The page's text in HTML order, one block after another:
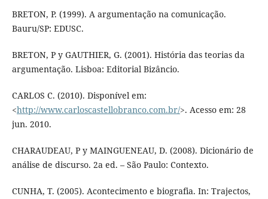
BRETON, P. (1999). A argumentação na comunicação.
Bauru/SP: EDUSC.
BRETON, P y GAUTHIER, G. (2001). História das teorias da
argumentação. Lisboa: Editorial Bizâncio.
CARLOS C. (2010). Disponível em:
<http://www.carloscastellobranco.com.br/>. Acesso em: 28
jun. 2010.
CHARAUDEAU, P y MAINGUENEAU, D. (2008). Dicionário de
análise de discurso. 2a ed. – São Paulo: Contexto.
CUNHA, T. (2005). Acontecimento e biografia. In: Trajectos,